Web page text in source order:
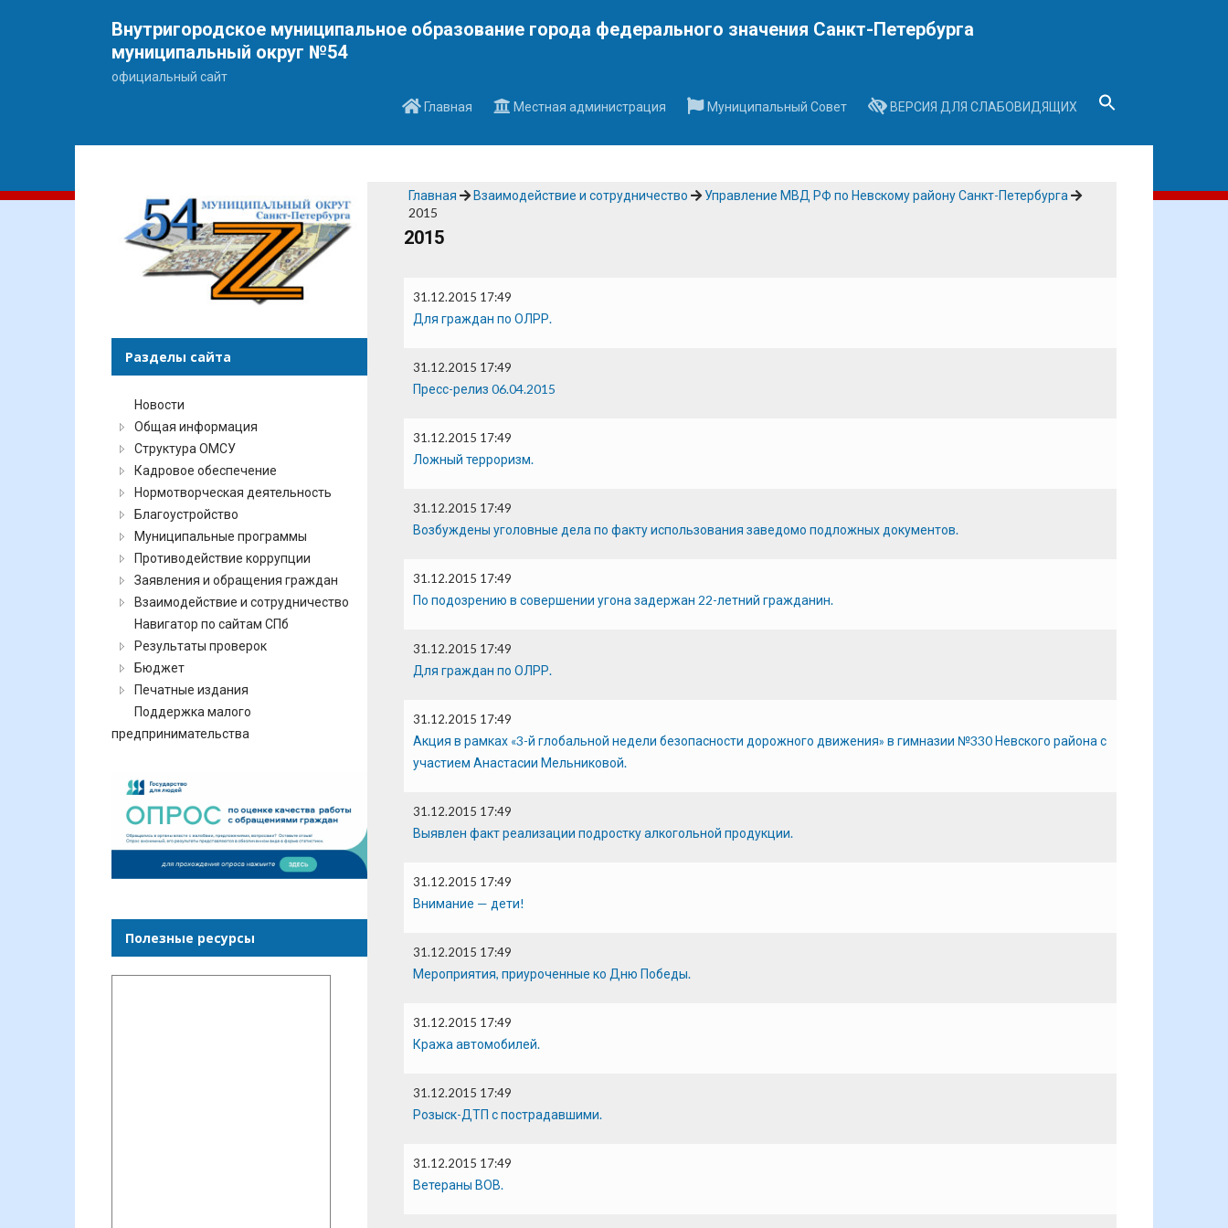
Внутригородское муниципальное образование города федерального значения Санкт-Петербурга
муниципальный округ №54
официальный сайт
Главная
Местная администрация Муниципальный Совет ВЕРСИЯ ДЛЯ СЛАБОВИДЯЩИХ
Главная Взаимодействие и сотрудничество
Управление МВД РФ по Невскому району Санкт-Петербурга
2015
2015
31.12.2015 17:49
Для граждан по ОЛРР.
31.12.2015 17:49
Пресс-релиз 06.04.2015
31.12.2015 17:49
Ложный терроризм.
31.12.2015 17:49
Возбуждены уголовные дела по факту использования заведомо подложных документов.
31.12.2015 17:49
По подозрению в совершении угона задержан 22-летний гражданин.
31.12.2015 17:49
Для граждан по ОЛРР.
31.12.2015 17:49
Акция в рамках «3-й глобальной недели безопасности дорожного движения» в гимназии №330 Невского района с
участием Анастасии Мельниковой.
31.12.2015 17:49
Выявлен факт реализации подростку алкогольной продукции.
31.12.2015 17:49
Внимание — дети!
31.12.2015 17:49
Мероприятия, приуроченные ко Дню Победы.
31.12.2015 17:49
Кража автомобилей.
31.12.2015 17:49
Розыск-ДТП с пострадавшими.
31.12.2015 17:49
Ветераны ВОВ.
Разделы сайта
Новости
Общая информация
Структура ОМСУ
Кадровое обеспечение
Нормотворческая деятельность
Благоустройство
Муниципальные программы
Противодействие коррупции
Заявления и обращения граждан
Взаимодействие и сотрудничество
Навигатор по сайтам СПб
Результаты проверок
Бюджет
Печатные издания
Поддержка малого
предпринимательства
Полезные ресурсы